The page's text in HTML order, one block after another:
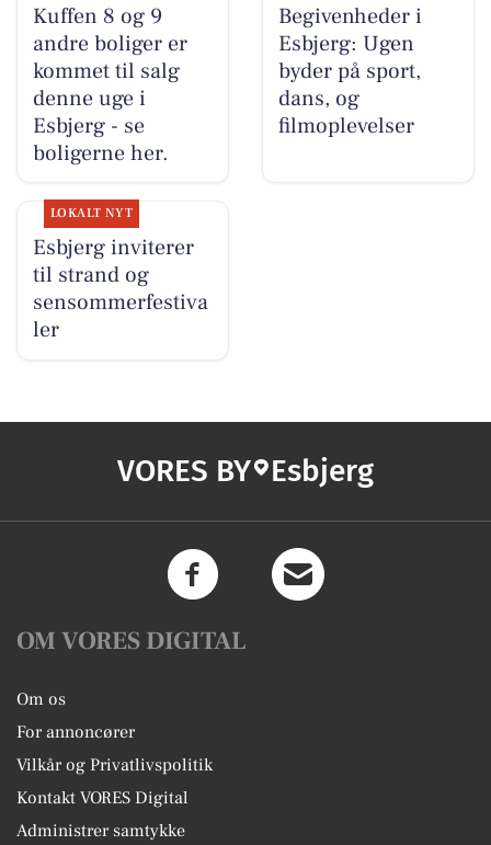
Kuffen 8 og 9
andre boliger er
kommet til salg
denne uge i
Esbjerg - se
boligerne her.
Begivenheder i
Esbjerg: Ugen
byder på sport,
dans, og
filmoplevelser
LOKALT NYT
Esbjerg inviterer
til strand og
sensommerfestiva
ler
VORES BY Esbjerg
OM VORES DIGITAL
Om os
For annoncører
Vilkår og Privatlivspolitik
Kontakt VORES Digital
Administrer samtykke